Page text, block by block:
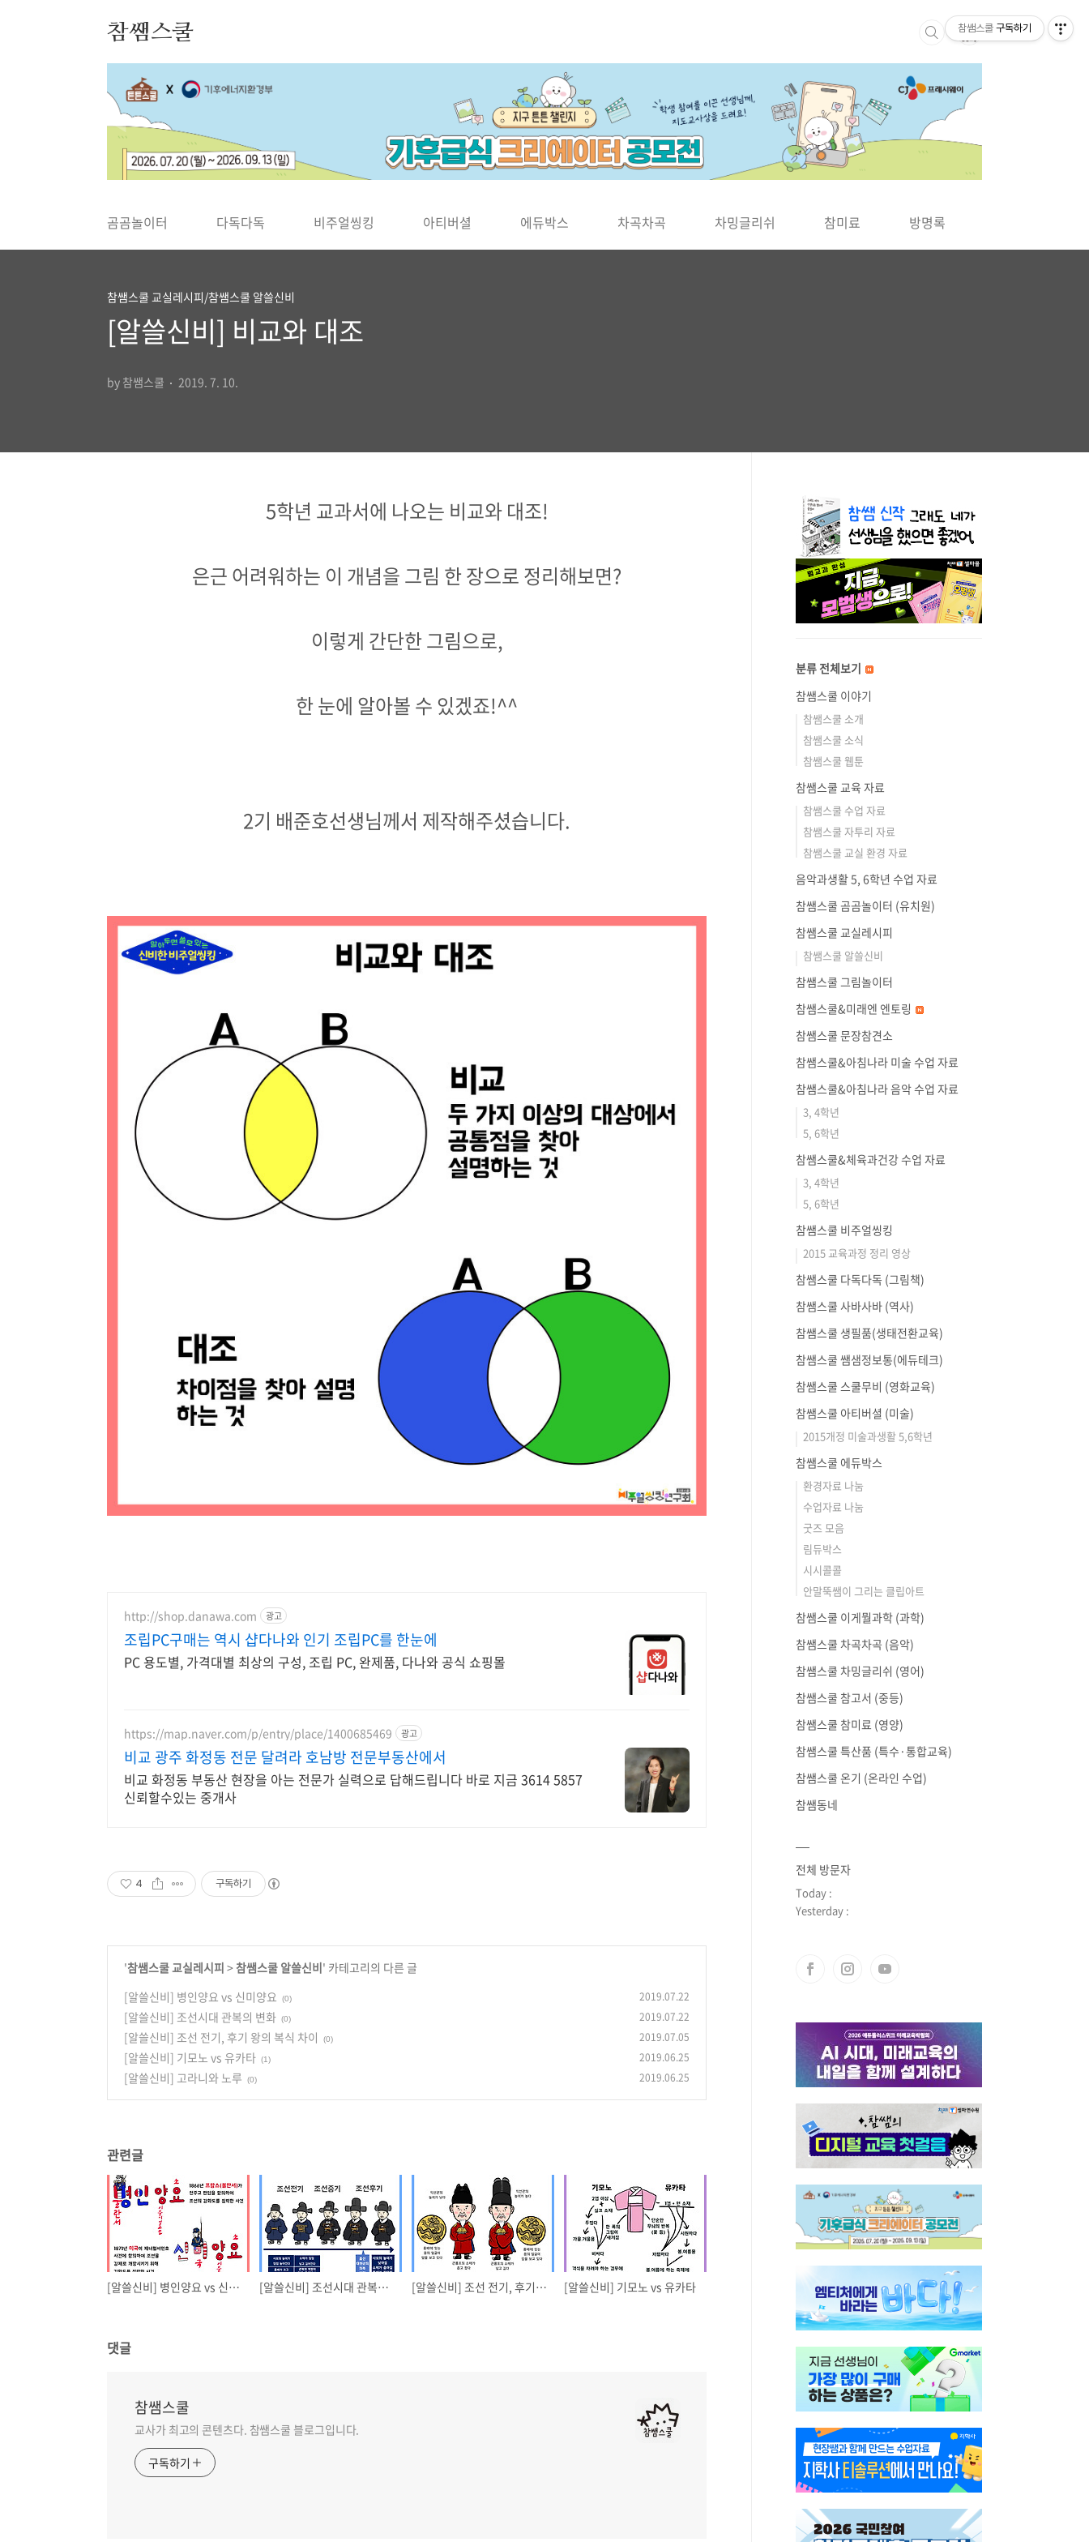
참쌤스쿨
◀
곰곰놀이터 다독다독 비주얼씽킹 아티버셜 에듀박스 차곡차곡 차밍글리쉬 참미료 방명록
참쌤스쿨 교실레시피/참쌤스쿨 알쓸신비
[알쓸신비] 비교와 대조
by 참쌤스쿨 2019. 7. 10.
5학년 교과서에 나오는 비교와 대조!
은근 어려워하는 이 개념을 그림 한 장으로 정리해보면?
이렇게 간단한 그림으로,
한 눈에 알아볼 수 있겠죠!^^
2기 배준호선생님께서 제작해주셨습니다.
http://shop.danawa.com 광고
조립PC구매는 역시 샵다나와 인기 조립PC를 한눈에
PC 용도별, 가격대별 최상의 구성, 조립 PC, 완제품, 다나와 공식 쇼핑몰
https://map.naver.com/p/entry/place/1400685469 광고
비교 광주 화정동 전문 달려라 호남방 전문부동산에서
비교 화정동 부동산 현장을 아는 전문가 실력으로 답해드립니다 바로 지금 3614 5857
신뢰할수있는 중개사
4 구독하기
'참쌤스쿨 교실레시피 > 참쌤스쿨 알쓸신비' 카테고리의 다른 글
[알쓸신비] 병인양요 vs 신미양요
(0) 2019.07.22
[알쓸신비] 조선시대 관복의 변화 (0) 2019.07.22
[알쓸신비] 조선 전기, 후기 왕의 복식 차이 (0) 2019.07.05
[알쓸신비] 기모노 vs 유카타 (1) 2019.06.25
[알쓸신비] 고라니와 노루 (0) 2019.06.25
관련글
[알쓸신비] 병인양요 vs 신미양요 [알쓸신비] 조선시대 관복의 변화 [알쓸신비] 조선 전기, 후기 왕의 복식 차이 [알쓸신비] 기모노 vs 유카타
댓글
참쌤스쿨
교사가 최고의 콘텐츠다. 참쌤스쿨 블로그입니다.
구독하기
분류 전체보기
참쌤스쿨 이야기
참쌤스쿨 소개
참쌤스쿨 소식
참쌤스쿨 웹툰
참쌤스쿨 교육 자료
참쌤스쿨 수업 자료
참쌤스쿨 자투리 자료
참쌤스쿨 교실 환경 자료
음악과생활 5, 6학년 수업 자료
참쌤스쿨 곰곰놀이터 (유치원)
참쌤스쿨 교실레시피
참쌤스쿨 알쓸신비
참쌤스쿨 그림놀이터
참쌤스쿨&미래엔 엔토링
참쌤스쿨 문장참견소
참쌤스쿨&아침나라 미술 수업 자료
참쌤스쿨&아침나라 음악 수업 자료
3, 4학년
5, 6학년
참쌤스쿨&체육과건강 수업 자료
3, 4학년
5, 6학년
참쌤스쿨 비주얼씽킹
2015 교육과정 정리 영상
참쌤스쿨 다독다독 (그림책)
참쌤스쿨 사바사바 (역사)
참쌤스쿨 생필품(생태전환교육)
참쌤스쿨 쌤샘정보통(에듀테크)
참쌤스쿨 스쿨무비 (영화교육)
참쌤스쿨 아티버셜 (미술)
2015개정 미술과생활 5,6학년
참쌤스쿨 에듀박스
환경자료 나눔
수업자료 나눔
굿즈 모음
림듀박스
시시콜콜
안말뚝쌤이 그리는 클립아트
참쌤스쿨 이게뭘과학 (과학)
참쌤스쿨 차곡차곡 (음악)
참쌤스쿨 차밍글리쉬 (영어)
참쌤스쿨 참고서 (중등)
참쌤스쿨 참미료 (영양)
참쌤스쿨 특산품 (특수·통합교육)
참쌤스쿨 온기 (온라인 수업)
참쌤동네
전체 방문자
Today :
Yesterday :
참쌤스쿨 구독하기